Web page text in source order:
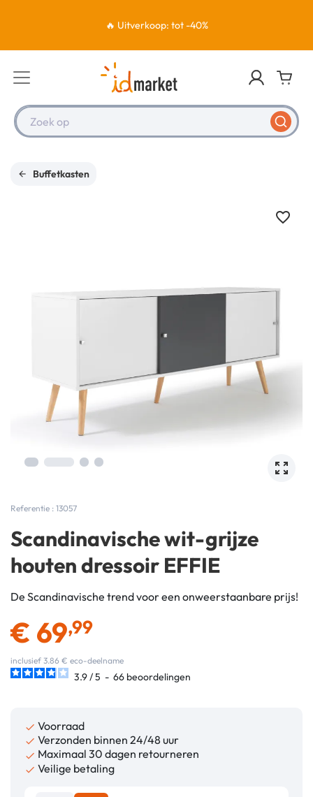
🔥 Uitverkoop: tot -40%
Zoek op
Buffetkasten
Referentie : 13057
Scandinavische wit-grijze
houten dressoir EFFIE
De Scandinavische trend voor een onweerstaanbare prijs!
€ 69,99
inclusief 3.86 € eco-deelname
3.9/5 - 66 beoordelingen
 Voorraad
 Verzonden binnen 24/48 uur
 Maximaal 30 dagen retourneren
 Veilige betaling
favorite_border